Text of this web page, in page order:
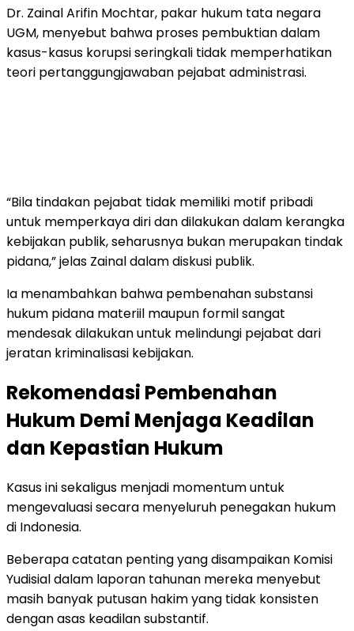
Dr. Zainal Arifin Mochtar, pakar hukum tata negara
UGM, menyebut bahwa proses pembuktian dalam
kasus-kasus korupsi seringkali tidak memperhatikan
teori pertanggungjawaban pejabat administrasi.
“Bila tindakan pejabat tidak memiliki motif pribadi
untuk memperkaya diri dan dilakukan dalam kerangka
kebijakan publik, seharusnya bukan merupakan tindak
pidana,” jelas Zainal dalam diskusi publik.
Ia menambahkan bahwa pembenahan substansi
hukum pidana materiil maupun formil sangat
mendesak dilakukan untuk melindungi pejabat dari
jeratan kriminalisasi kebijakan.
Rekomendasi Pembenahan
Hukum Demi Menjaga Keadilan
dan Kepastian Hukum
Kasus ini sekaligus menjadi momentum untuk
mengevaluasi secara menyeluruh penegakan hukum
di Indonesia.
Beberapa catatan penting yang disampaikan Komisi
Yudisial dalam laporan tahunan mereka menyebut
masih banyak putusan hakim yang tidak konsisten
dengan asas keadilan substantif.